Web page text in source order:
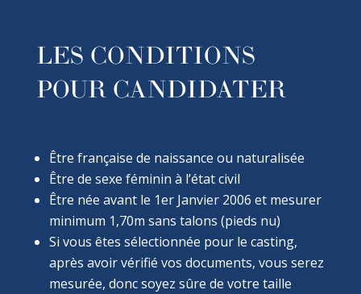
LES CONDITIONS
POUR CANDIDATER
Être française de naissance ou naturalisée
Être de sexe féminin à l’état civil
Être née avant le 1er Janvier 2006 et mesurer
minimum 1,70m sans talons (pieds nu)
Si vous êtes sélectionnée pour le casting,
après avoir vérifié vos documents, vous serez
mesurée, donc soyez sûre de votre taille